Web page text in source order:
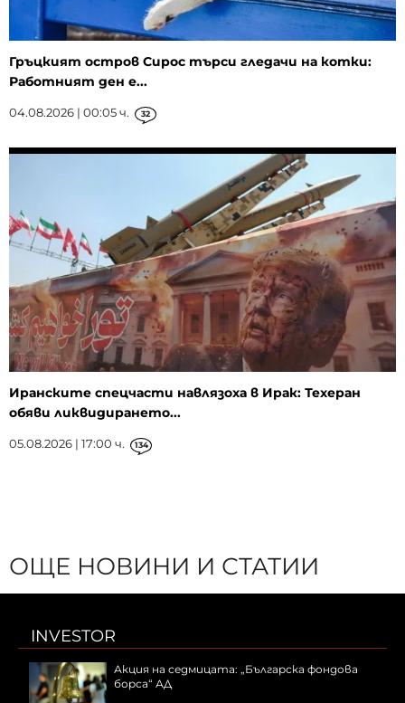
Гръцкият остров Сирос търси гледачи на котки:
Работният ден е...
04.08.2026 | 00:05 ч. 32
Иранските спецчасти навлязоха в Ирак: Техеран
обяви ликвидирането...
05.08.2026 | 17:00 ч. 134
ОЩЕ НОВИНИ И СТАТИИ
INVESTOR
Акция на седмицата: „Българска фондова
борса“ АД